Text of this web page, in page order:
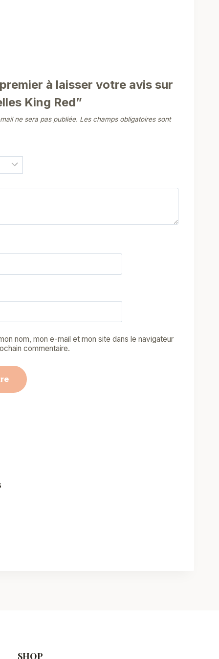
à laisser votre avis sur
King Red”
ne sera pas publiée. Les champs obligatoires sont
nom, mon e-mail et mon site dans le navigateur
commentaire.
SHOP